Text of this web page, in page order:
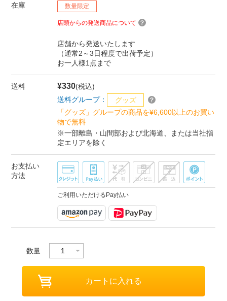
在庫 数量限定
店頭からの発送商品について
店舗から発送いたします
（通常2～3日程度で出荷予定）
お一人様1点まで
送料 ¥330(税込)
送料グループ：
グッズ
「グッズ」グループの商品を¥6,600以上のお買い
物で無料
※一部離島・山間部および北海道、または当社指
定エリアを除く
お支払い
方法
ご利用いただけるPay払い
数量